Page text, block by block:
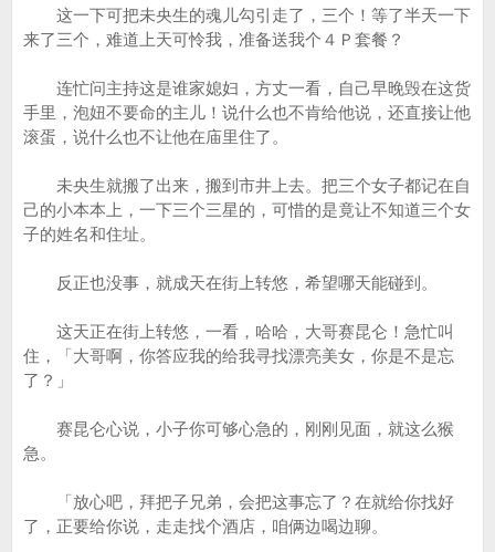
这一下可把未央生的魂儿勾引走了，三个！等了半天一下
来了三个，难道上天可怜我，准备送我个４Ｐ套餐？
连忙问主持这是谁家媳妇，方丈一看，自己早晚毁在这货
手里，泡妞不要命的主儿！说什么也不肯给他说，还直接让他
滚蛋，说什么也不让他在庙里住了。
未央生就搬了出来，搬到市井上去。把三个女子都记在自
己的小本本上，一下三个三星的，可惜的是竟让不知道三个女
子的姓名和住址。
反正也没事，就成天在街上转悠，希望哪天能碰到。
这天正在街上转悠，一看，哈哈，大哥赛昆仑！急忙叫
住，「大哥啊，你答应我的给我寻找漂亮美女，你是不是忘
了？」
赛昆仑心说，小子你可够心急的，刚刚见面，就这么猴
急。
「放心吧，拜把子兄弟，会把这事忘了？在就给你找好
了，正要给你说，走走找个酒店，咱俩边喝边聊。